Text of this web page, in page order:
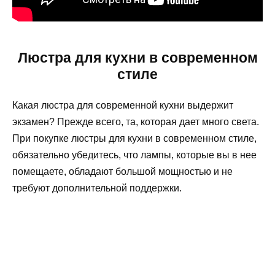
Люстра для кухни в современном
стиле
Какая люстра для современной кухни выдержит
экзамен? Прежде всего, та, которая дает много света.
При покупке люстры для кухни в современном стиле,
обязательно убедитесь, что лампы, которые вы в нее
помещаете, обладают большой мощностью и не
требуют дополнительной поддержки.